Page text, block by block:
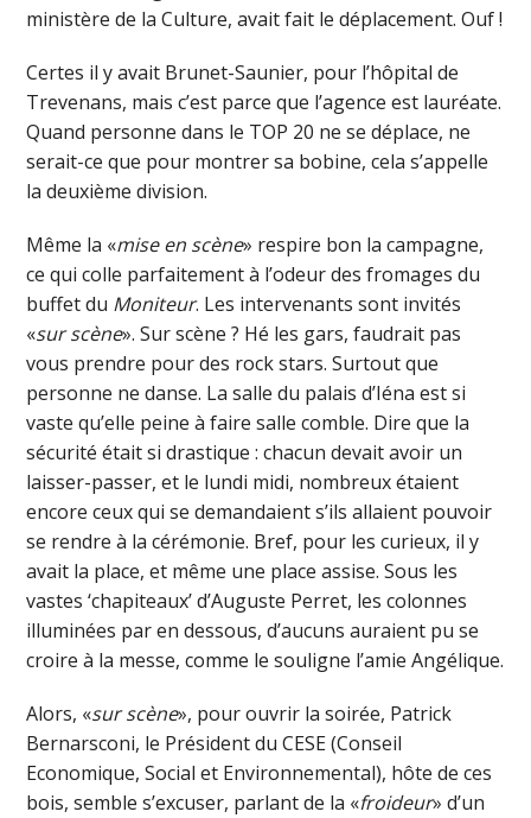
ministère de la Culture, avait fait le déplacement. Ouf !
Certes il y avait Brunet-Saunier, pour l’hôpital de
Trevenans, mais c’est parce que l’agence est lauréate.
Quand personne dans le TOP 20 ne se déplace, ne
serait-ce que pour montrer sa bobine, cela s’appelle
la deuxième division.
Même la «mise en scène» respire bon la campagne,
ce qui colle parfaitement à l’odeur des fromages du
buffet du Moniteur. Les intervenants sont invités
«sur scène». Sur scène ? Hé les gars, faudrait pas
vous prendre pour des rock stars. Surtout que
personne ne danse. La salle du palais d’Iéna est si
vaste qu’elle peine à faire salle comble. Dire que la
sécurité était si drastique : chacun devait avoir un
laisser-passer, et le lundi midi, nombreux étaient
encore ceux qui se demandaient s’ils allaient pouvoir
se rendre à la cérémonie. Bref, pour les curieux, il y
avait la place, et même une place assise. Sous les
vastes ‘chapiteaux’ d’Auguste Perret, les colonnes
illuminées par en dessous, d’aucuns auraient pu se
croire à la messe, comme le souligne l’amie Angélique.
Alors, «sur scène», pour ouvrir la soirée, Patrick
Bernarsconi, le Président du CESE (Conseil
Economique, Social et Environnemental), hôte de ces
bois, semble s’excuser, parlant de la «froideur» d’un